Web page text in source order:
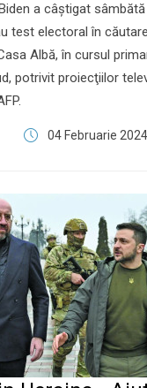
a câştigat
test electoral în
Albă, în cursul
potrivit proiecţiilor
04 Februarie 2024